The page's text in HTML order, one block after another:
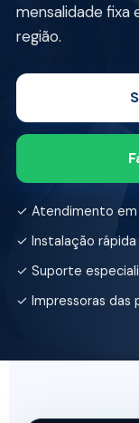
mensalidade fixa
região.
✓ Atendimento em
✓ Instalação rápida
✓ Suporte
✓ Impressoras das